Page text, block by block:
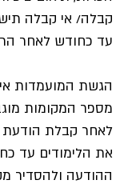
קבלה/ אי קבלה
עד כחודש לאחר
הגשת המועמדות
מספר המקומות
לאחר קבלת
את הלימודים עד